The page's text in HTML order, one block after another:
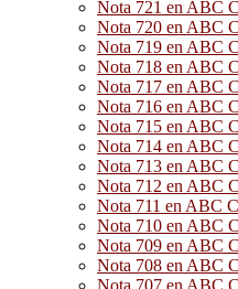
Nota 721 en ABC
Nota 720 en ABC
Nota 719 en ABC
Nota 718 en ABC
Nota 717 en ABC
Nota 716 en ABC
Nota 715 en ABC
Nota 714 en ABC
Nota 713 en ABC
Nota 712 en ABC
Nota 711 en ABC
Nota 710 en ABC
Nota 709 en ABC
Nota 708 en ABC
Nota 707 en ABC